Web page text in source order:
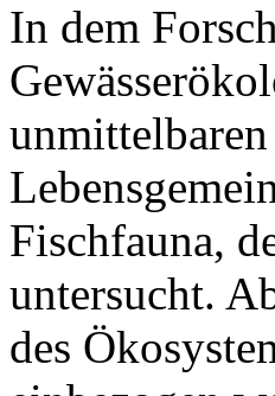
In dem
Fischfauna,
untersucht.
des